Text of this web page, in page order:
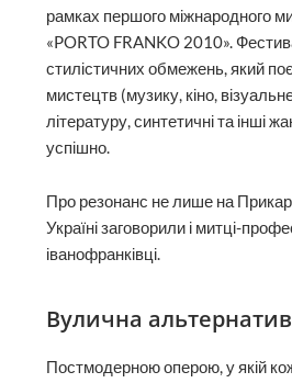
рамках першого міжнародного
«PORTO FRANKO 2010».
стилістичних обмежень, який
мистецтв (музику, кіно,
літературу, синтетичні та інші
успішно.
Про резонанс не лише на
Україні заговорили і митці-
іванофранківці.
Вулична
Постмодерною оперою, у якій